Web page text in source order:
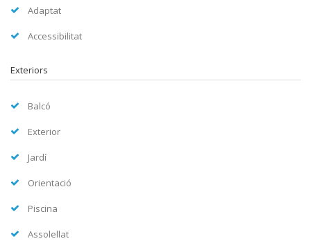
Adaptat
Accessibilitat
Exteriors
Balcó
Exterior
Jardí
Orientació
Piscina
Assolellat